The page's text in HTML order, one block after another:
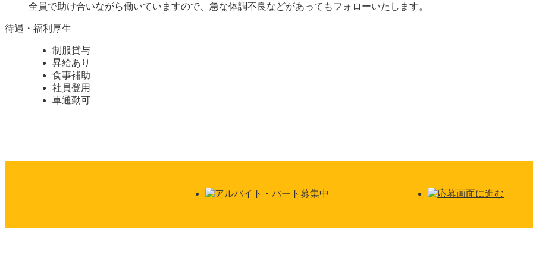
全員で助け合いながら働いていますので、急な体調不良などがあってもフォローいたします。
待遇・福利厚生
制服貸与
昇給あり
食事補助
社員登用
車通勤可